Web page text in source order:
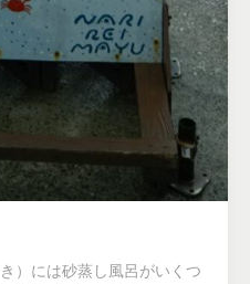
）には砂蒸し風呂がいくつ